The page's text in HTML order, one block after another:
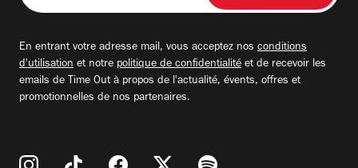
adresse
En entrant votre adresse mail, vous acceptez nos conditions
d'utilisation et notre politique de confidentialité et de recevoir les
emails de Time Out à propos de l'actualité, évents, offres et
promotionnelles de nos partenaires.